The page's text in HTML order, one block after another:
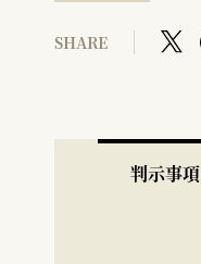
SHARE
判示事項